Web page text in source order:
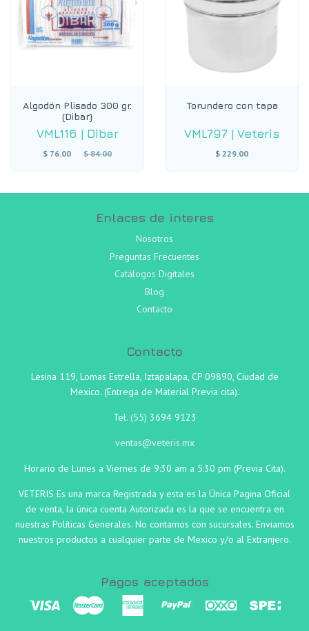
Algodón Plisado 300 gr.
(Dibar)
VML116 | Dibar
$ 76.00
Precio
$ 84.00
Torundero con tapa
VML797 | Veteris
$ 229.00
Enlaces de interes
Nosotros
Preguntas Frecuentes
Catálogos Digitales
Blog
Contacto
Contacto
Lesina 119, Lomas Estrella, Iztapalapa, CP 09890, Ciudad de
Mexico. (Entrega de Material Previa cita).
Tel. (55) 3694 9123
ventas@veteris.mx
Horario de Lunes a Viernes de 9:30 am a 5:30 pm (Previa Cita).
VETERIS Es una marca Registrada y esta es la Única Pagina Oficial
de venta, la única cuenta Autorizada es la que se encuentra en
nuestras Políticas Generales. No contamos con sucursales. Enviamos
nuestros productos a cualquier parte de Mexico y/o al Extranjero.
Pagos aceptados